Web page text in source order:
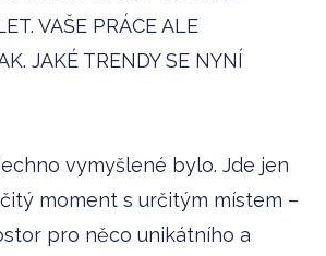
VAŠE PRÁCE ALE
JAKÉ TRENDY SE NYNÍ
vymyšlené bylo. Jde jen
moment s určitým místem –
pro něco unikátního a